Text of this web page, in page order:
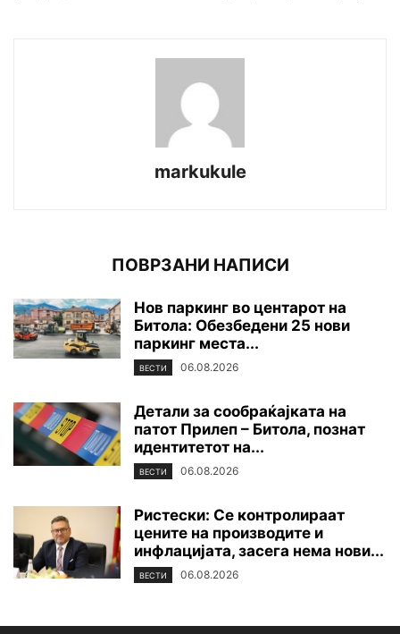
markukule
ПОВРЗАНИ НАПИСИ
Нов паркинг во центарот на
Битола: Обезбедени 25 нови
паркинг места...
ВЕСТИ 06.08.2026
Детали за сообраќајката на
патот Прилеп – Битола, познат
идентитетот на...
ВЕСТИ 06.08.2026
Ристески: Се контролираат
цените на производите и
инфлацијата, засега нема нови...
ВЕСТИ 06.08.2026